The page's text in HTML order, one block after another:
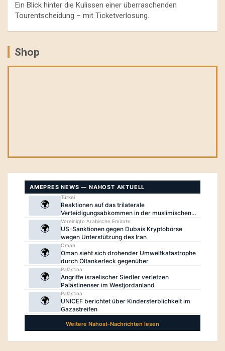
Ein Blick hinter die Kulissen einer überraschenden
Tourentscheidung – mit Ticketverlosung.
Shop